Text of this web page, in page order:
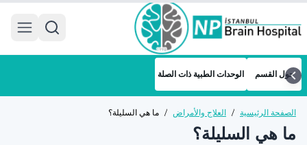
حول القسم الوحدات الطبية ذات الصلة
الصفحة الرئيسية / العلاج والأمراض / ما هي السليلة؟
ما هي السليلة؟